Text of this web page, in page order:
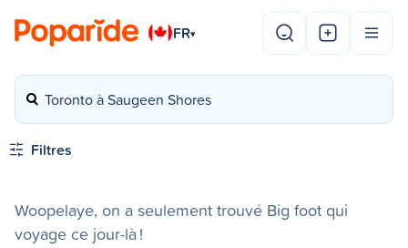
FR▾
Toronto à Saugeen Shores
Filtres
Woopelaye, on a seulement trouvé Big foot qui
voyage ce jour-là !